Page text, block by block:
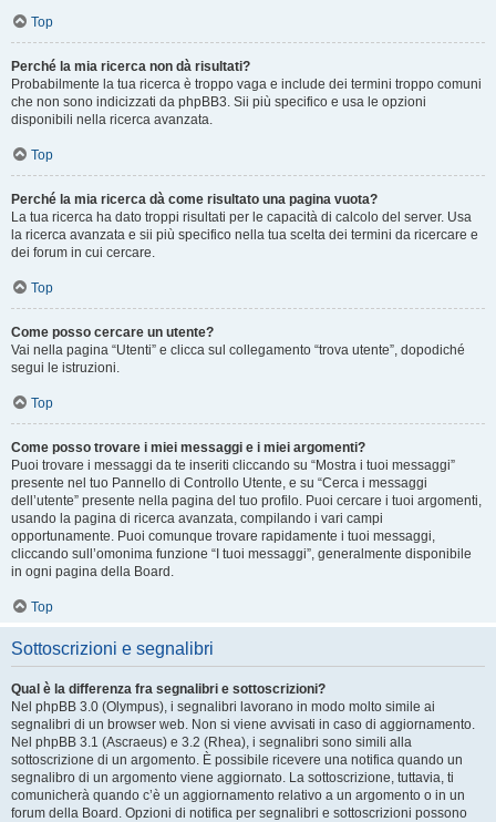
Top
Perché la mia ricerca non dà risultati?
Probabilmente la tua ricerca è troppo vaga e include dei termini troppo comuni
che non sono indicizzati da phpBB3. Sii più specifico e usa le opzioni
disponibili nella ricerca avanzata.
Top
Perché la mia ricerca dà come risultato una pagina vuota?
La tua ricerca ha dato troppi risultati per le capacità di calcolo del server. Usa
la ricerca avanzata e sii più specifico nella tua scelta dei termini da ricercare e
dei forum in cui cercare.
Top
Come posso cercare un utente?
Vai nella pagina “Utenti” e clicca sul collegamento “trova utente”, dopodiché
segui le istruzioni.
Top
Come posso trovare i miei messaggi e i miei argomenti?
Puoi trovare i messaggi da te inseriti cliccando su “Mostra i tuoi messaggi”
presente nel tuo Pannello di Controllo Utente, e su “Cerca i messaggi
dell’utente” presente nella pagina del tuo profilo. Puoi cercare i tuoi argomenti,
usando la pagina di ricerca avanzata, compilando i vari campi
opportunamente. Puoi comunque trovare rapidamente i tuoi messaggi,
cliccando sull’omonima funzione “I tuoi messaggi”, generalmente disponibile
in ogni pagina della Board.
Top
Sottoscrizioni e segnalibri
Qual è la differenza fra segnalibri e sottoscrizioni?
Nel phpBB 3.0 (Olympus), i segnalibri lavorano in modo molto simile ai
segnalibri di un browser web. Non si viene avvisati in caso di aggiornamento.
Nel phpBB 3.1 (Ascraeus) e 3.2 (Rhea), i segnalibri sono simili alla
sottoscrizione di un argomento. È possibile ricevere una notifica quando un
segnalibro di un argomento viene aggiornato. La sottoscrizione, tuttavia, ti
comunicherà quando c’è un aggiornamento relativo a un argomento o in un
forum della Board. Opzioni di notifica per segnalibri e sottoscrizioni possono